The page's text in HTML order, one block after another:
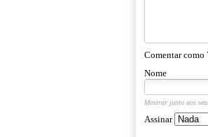
Comentar como
Nome
Mostrar junto aos
Assinar